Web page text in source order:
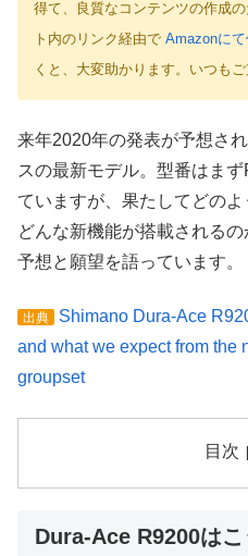
得て、良質なコンテンツの作成
ト内のリンク経由で Amazonに
くと、大変助かります。いつも
来年2020年の発表が予想さ
スの最新モデル。型番はま
ていますが、果たしてどのよ
どんな新機能が搭載される
予想と願望を語っています。
出典
Shimano Dura-Ace
and what we expect from the
groupset
目次
Dura-Ace R9200はこ